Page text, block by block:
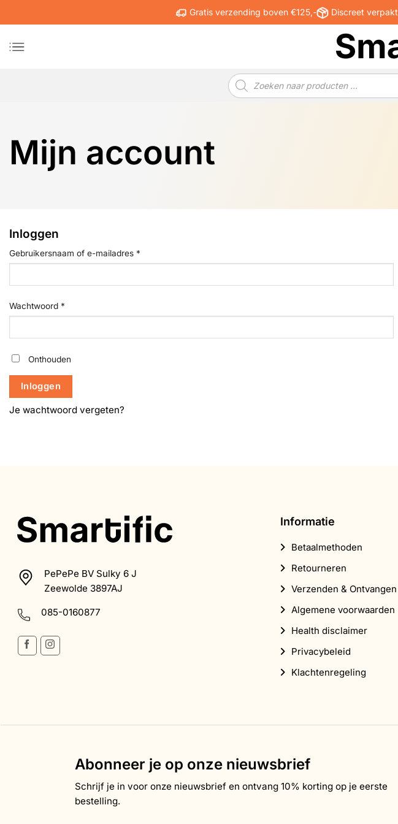
Gratis verzending boven €125,- Discreet verpakt
Producten
zoeken
Mijn account
Inloggen
Gebruikersnaam of e-mailadres *
Wachtwoord *
Onthouden
Inloggen
Je wachtwoord vergeten?
PePePe BV Sulky 6 J
Zeewolde 3897AJ
085-0160877
Informatie
Betaalmethoden
Retourneren
Verzenden & Ontvangen
Algemene voorwaarden
Health disclaimer
Privacybeleid
Klachtenregeling
Abonneer je op onze nieuwsbrief
Schrijf je in voor onze nieuwsbrief en ontvang 10% korting op je eerste
bestelling.